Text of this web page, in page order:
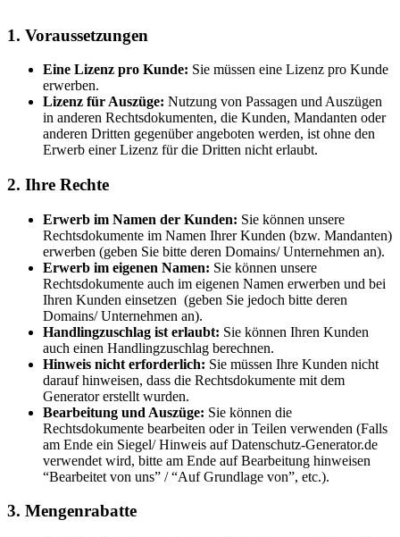
1. Voraussetzungen
Eine Lizenz pro Kunde: Sie müssen eine Lizenz pro Kunde
erwerben.
Lizenz für Auszüge: Nutzung von Passagen und Auszügen
in anderen Rechtsdokumenten, die Kunden, Mandanten oder
anderen Dritten gegenüber angeboten werden, ist ohne den
Erwerb einer Lizenz für die Dritten nicht erlaubt.
2. Ihre Rechte
Erwerb im Namen der Kunden: Sie können unsere
Rechtsdokumente im Namen Ihrer Kunden (bzw. Mandanten)
erwerben (geben Sie bitte deren Domains/ Unternehmen an).
Erwerb im eigenen Namen: Sie können unsere
Rechtsdokumente auch im eigenen Namen erwerben und bei
Ihren Kunden einsetzen (geben Sie jedoch bitte deren
Domains/ Unternehmen an).
Handlingzuschlag ist erlaubt: Sie können Ihren Kunden
auch einen Handlingzuschlag berechnen.
Hinweis nicht erforderlich: Sie müssen Ihre Kunden nicht
darauf hinweisen, dass die Rechtsdokumente mit dem
Generator erstellt wurden.
Bearbeitung und Auszüge: Sie können die
Rechtsdokumente bearbeiten oder in Teilen verwenden (Falls
am Ende ein Siegel/ Hinweis auf Datenschutz-Generator.de
verwendet wird, bitte am Ende auf Bearbeitung hinweisen
“Bearbeitet von uns” / “Auf Grundlage von”, etc.).
3. Mengenrabatte